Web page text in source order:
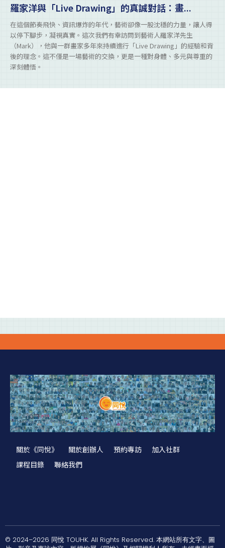
羅家洋與「Live Drawing」的真誠對話：畫...
在這個節奏飛快、資訊爆炸的年代，藝術卻像一股沈穩的力量，讓人得
以停下腳步，凝視真實。這次我們有幸訪問到藝術人羅家洋先生
（Mark），他與一群畫家多年來持續進行「Live Drawing」的經驗和背
後的理念。這不僅是一場藝術的交換，更是一種對身體、多元與尊重的
深刻體悟。
關於《同悅》 關於創辦人 預約專訪
加入社群
課程目錄
聯絡我們
© 2024–2026 同悅 TOUHK. All Rights Reserved. 本網站所有文字、圖